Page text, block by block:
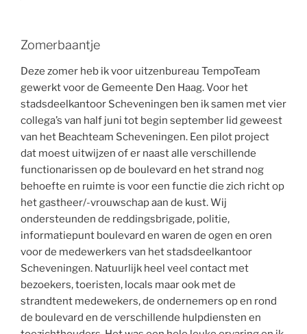
Zomerbaantje
Deze zomer heb ik voor uitzenbureau TempoTeam
gewerkt voor de Gemeente Den Haag. Voor het
stadsdeelkantoor Scheveningen ben ik samen met vier
collega’s van half juni tot begin september lid geweest
van het Beachteam Scheveningen. Een pilot project
dat moest uitwijzen of er naast alle verschillende
functionarissen op de boulevard en het strand nog
behoefte en ruimte is voor een functie die zich richt op
het gastheer/-vrouwschap aan de kust. Wij
ondersteunden de reddingsbrigade, politie,
informatiepunt boulevard en waren de ogen en oren
voor de medewerkers van het stadsdeelkantoor
Scheveningen. Natuurlijk heel veel contact met
bezoekers, toeristen, locals maar ook met de
strandtent medewekers, de ondernemers op en rond
de boulevard en de verschillende hulpdiensten en